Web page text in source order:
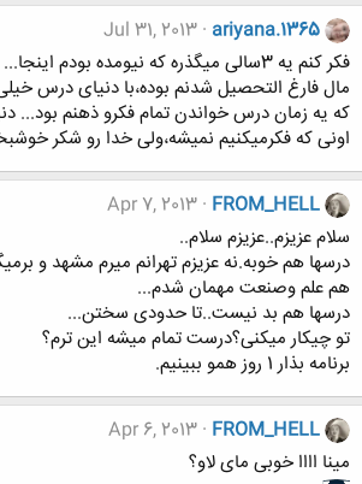
ariyana.1365
Jul 31, 2013
فکر کنم یه 3سالی میگذره که نیومده بودم
مال فارغ التحصیل شدنم بوده،با دنیای درس
که یه زمان درس خواندن تمام فکرو ذهنم بود...
اونی که فکرمیکنیم نمیشه،ولی خدا رو شکر
FROM_HELL
Apr 7, 2013
سلام عزیزم..عزیزم سلام..
درسها هم خوبه.نه عزیزم تهرانم میرم مشهد و
هم علم وصنعت مهمان شدم...
درسها هم بد نیست..تا حدودی سختن...
تو چیکار میکنی؟درست تمام میشه این ترم؟
برنامه بذار 1 روز همو ببینیم.
FROM_HELL
Apr 6, 2013
مینا اااا خوبی مای لاو؟